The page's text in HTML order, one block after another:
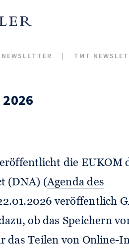
NEWSLETTER TMT
die EUKOM
(DNA) (Agenda des
veröffentlich
ob das Speichern
das Teilen von Online-